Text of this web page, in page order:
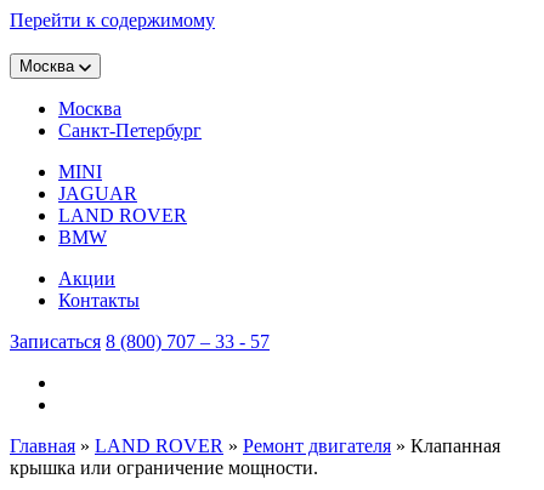
Перейти к содержимому
Москва
Москва
Санкт-Петербург
MINI
JAGUAR
LAND ROVER
BMW
Акции
Контакты
Записаться 8 (800) 707 – 33 - 57
Главная » LAND ROVER » Ремонт двигателя » Клапанная
крышка или ограничение мощности.